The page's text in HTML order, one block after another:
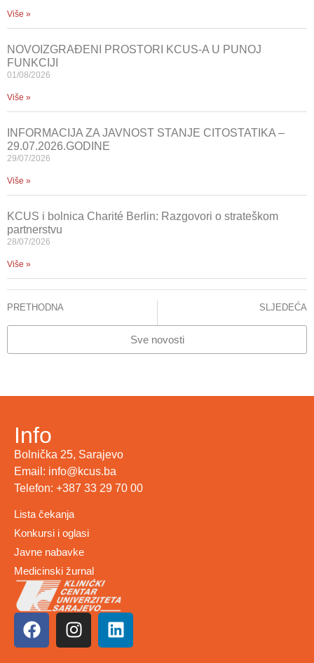
Više »
NOVOIZGRAĐENI PROSTORI KCUS-A U PUNOJ
FUNKCIJI
01/08/2026
Više »
INFORMACIJA ZA JAVNOST STANJE CITOSTATIKA –
29.07.2026.GODINE
29/07/2026
Više »
KCUS i bolnica Charité Berlin: Razgovori o strateškom
partnerstvu
28/07/2026
Više »
PRETHODNA SLJEDEĆA
Sve novosti
Info
Bolnička 25, Sarajevo
Email: info@kcus.ba
Telefon: +387 33 29 70 00
Lista čekanja
Konkursi i oglasi
Javne nabavke
Medicinski žurnal